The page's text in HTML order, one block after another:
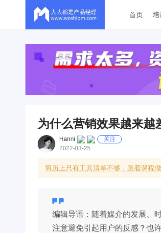
首页 培
为什么营销效果越来越
Hanni
关注
2022-03-25
简历上只有工具清单不够，跟着课程
编辑导语：随着媒介的发展、
注意避免引起用户的反感？也